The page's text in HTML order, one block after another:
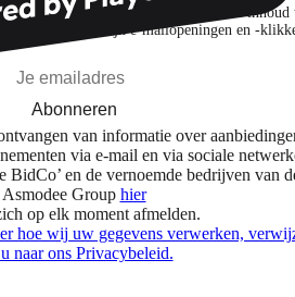
nieuwe releases en gepersonaliseerde inhoud
interesses en mijn e-mailopeningen en -
Abonneren
van informatie over
via e-mail en via sociale
BidCo’ en de vernoemde bedrijven van
Asmodee Group hier
op elk moment afmelden.
hoe wij uw gegevens verwerken,
naar ons Privacybeleid.